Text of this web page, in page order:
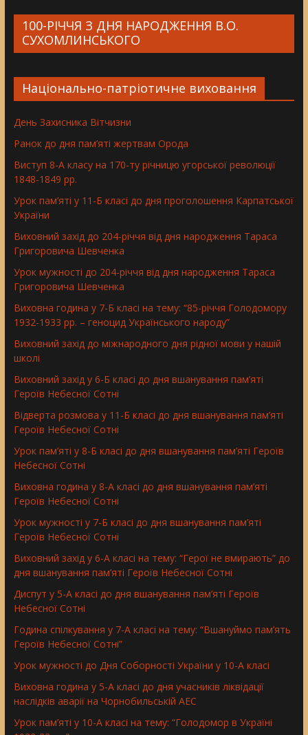
100-РІЧЧЯ З ДНЯ НАРОДЖЕННЯ В.О.
СУХОМЛИНСЬКОГО
Національно-патріотичне виховання
День Захисника Вітчизни
Ранок до дня пам’яті жертвам Орода
Виступ 8-А класу на 170-ту річницю угорської революції
1848-1849 рр.
Урок пам’яті у 11-Б класі до дня проголошення Карпатської
України
Виховний захід до 204-річчя від дня народження Тараса
Григоровича Шевченка
Урок мужності до 204-річчя від дня народження Тараса
Григоровича Шевченка
Виховна година у 7-Б класі на тему: “85-річчя Голодомору
1932-1933 рр. – геноцид Українського народу”
Виховний захід до міжнародного дня рідної мови у нашій
школі
Виховний захід у 6-Б класі до дня вшанування пам’яті
Героїв Небесної Сотні
Відверта розмова у 11-Б класі до дня вшанування пам’яті
Героїв Небесної Сотні
Урок пам’яті у 8-Б класі до дня вшанування пам’яті Героїв
Небесної Сотні
Виховна година у 8-А класі до дня вшанування пам’яті
Героїв Небесної Сотні
Урок мужності у 7-Б класі до дня вшанування пам’яті
Героїв Небесної Сотні
Виховний захід у 6-А класі на тему: “Герої не вмирають” до
дня вшанування пам’яті Героїв Небесної Сотні
Диспут у 5-А класі до дня вшанування пам’яті Героїв
Небесної Сотні
Година спілкування у 7-А класі на тему: “Вшануймо пам’ять
Героїв Небесної Сотні”
Урок мужності до Дня Соборності України у 10-А класі
Виховна година у 5-А класі до дня учасників ліквідації
наслідків аварії на Чорнобильській АЕС
Урок пам’яті у 10-А класі на тему: “Голодомор в Україні